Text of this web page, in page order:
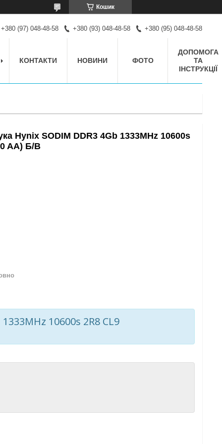
Кошик
+380 (97) 048-48-58 +380 (93) 048-48-58 +380 (95) 048-48-58
КОНТАКТИ НОВИНИ ФОТО
ДОПОМОГА
ТА
ІНСТРУКЦІЇ
Hynix SODIM DDR3 4Gb 1333MHz 10600s
AA) Б/В
10600s 2R8 CL9